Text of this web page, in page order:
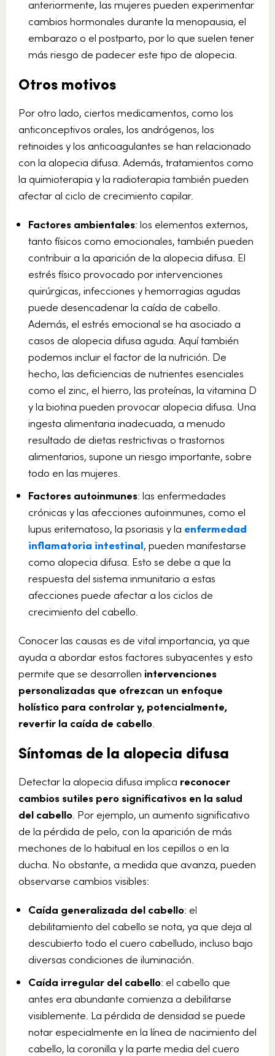
anteriormente, las mujeres pueden experimentar
cambios hormonales durante la menopausia, el
embarazo o el postparto, por lo que suelen tener
más riesgo de padecer este tipo de alopecia.
Otros motivos
Por otro lado, ciertos medicamentos, como los
anticonceptivos orales, los andrógenos, los
retinoides y los anticoagulantes se han relacionado
con la alopecia difusa. Además, tratamientos como
la quimioterapia y la radioterapia también pueden
afectar al ciclo de crecimiento capilar.
Factores ambientales: los elementos externos,
tanto físicos como emocionales, también pueden
contribuir a la aparición de la alopecia difusa. El
estrés físico provocado por intervenciones
quirúrgicas, infecciones y hemorragias agudas
puede desencadenar la caída de cabello.
Además, el estrés emocional se ha asociado a
casos de alopecia difusa aguda. Aquí también
podemos incluir el factor de la nutrición. De
hecho, las deficiencias de nutrientes esenciales
como el zinc, el hierro, las proteínas, la vitamina D
y la biotina pueden provocar alopecia difusa. Una
ingesta alimentaria inadecuada, a menudo
resultado de dietas restrictivas o trastornos
alimentarios, supone un riesgo importante, sobre
todo en las mujeres.
Factores autoinmunes: las enfermedades
crónicas y las afecciones autoinmunes, como el
lupus eritematoso, la psoriasis y la enfermedad
inflamatoria intestinal, pueden manifestarse
como alopecia difusa. Esto se debe a que la
respuesta del sistema inmunitario a estas
afecciones puede afectar a los ciclos de
crecimiento del cabello.
Conocer las causas es de vital importancia, ya que
ayuda a abordar estos factores subyacentes y esto
permite que se desarrollen intervenciones
personalizadas que ofrezcan un enfoque
holístico para controlar y, potencialmente,
revertir la caída de cabello
Síntomas de la alopecia difusa
Detectar la alopecia difusa implica reconocer
cambios sutiles pero significativos en la salud
del cabello . Por ejemplo, un aumento significativo
de la pérdida de pelo, con la aparición de más
mechones de lo habitual en los cepillos o en la
ducha. No obstante, a medida que avanza, pueden
observarse cambios visibles:
Caída generalizada del cabello: el
debilitamiento del cabello se nota, ya que deja al
descubierto todo el cuero cabelludo, incluso bajo
diversas condiciones de iluminación.
Caída irregular del cabello: el cabello que
antes era abundante comienza a debilitarse
visiblemente. La pérdida de densidad se puede
notar especialmente en la línea de nacimiento del
cabello, la coronilla y la parte media del cuero